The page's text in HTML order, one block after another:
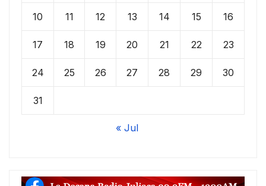
10 11 12 13 14 15 16
17 18 19 20 21 22 23
24 25 26 27 28 29 30
31
« Jul